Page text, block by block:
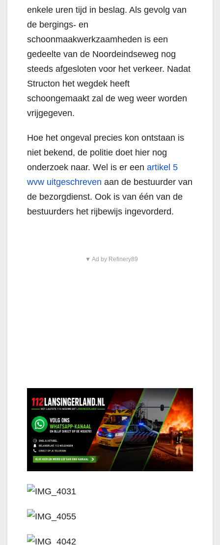
enkele uren tijd in beslag. Als gevolg van
de bergings- en
schoonmaakwerkzaamheden is een
gedeelte van de Noordeindseweg nog
steeds afgesloten voor het verkeer. Nadat
Structon het wegdek heeft
schoongemaakt zal de weg weer worden
vrijgegeven.
Hoe het ongeval precies kon ontstaan is
niet bekend, de politie doet hier nog
onderzoek naar. Wel is er een artikel 5
wvw uitgeschreven aan de bestuurder van
de bezorgdienst. Ook is van één van de
bestuurders het rijbewijs ingevorderd.
▼ Ad by Refinery89